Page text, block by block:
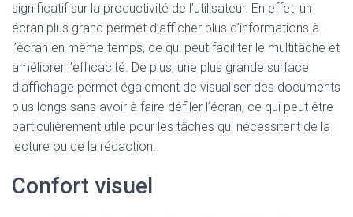
significatif sur la productivité de l’utilisateur. En effet, un
écran plus grand permet d’afficher plus d’informations à
l’écran en même temps, ce qui peut faciliter le multitâche et
améliorer l’efficacité. De plus, une plus grande surface
d’affichage permet également de visualiser des documents
plus longs sans avoir à faire défiler l’écran, ce qui peut être
particulièrement utile pour les tâches qui nécessitent de la
lecture ou de la rédaction.
Confort visuel